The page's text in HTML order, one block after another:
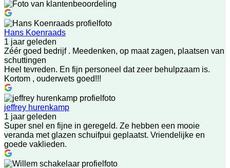
Hans Koenraads
1 jaar geleden
Zéér goed bedrijf . Meedenken, op maat zagen, plaatsen van
schuttingen
Heel tevreden. En fijn personeel dat zeer behulpzaam is.
Kortom , ouderwets goed!!!
jeffrey hurenkamp
1 jaar geleden
Super snel en fijne in geregeld. Ze hebben een mooie
veranda met glazen schuifpui geplaatst. Vriendelijke en
goede vaklieden.